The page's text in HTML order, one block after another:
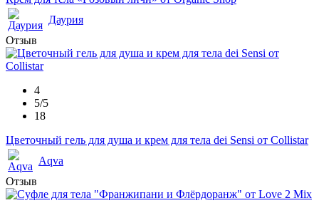
Даурия
Отзыв
4
5/5
18
Цветочный гель для душа и крем для тела dei Sensi от Collistar
Aqva
Отзыв